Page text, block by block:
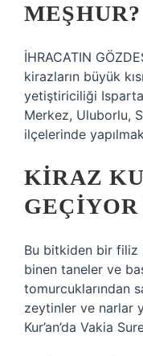
MEŞHUR?
İHRACATIN
kirazların büyük
yetiştiriciliği
Merkez, Uluborlu,
ilçelerinde
KIRAZ
GEÇIYOR
Bu bitkiden bir filiz
binen taneler ve
tomurcuklarından
zeytinler ve narlar
Kur’an’da Vakia